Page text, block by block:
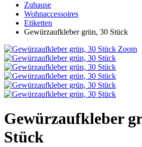
Zuhause
Wohnaccessoires
Etiketten
Gewürzaufkleber grün, 30 Stück
Zoom
Gewürzaufkleber
Stück